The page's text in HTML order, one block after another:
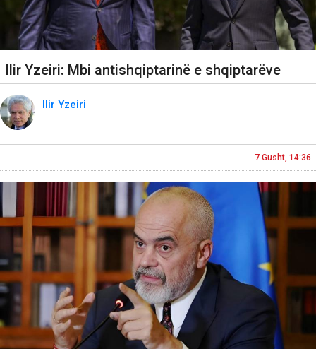
Ilir Yzeiri: Mbi antishqiptarinë e shqiptarëve
Ilir Yzeiri
7 Gusht, 14:36